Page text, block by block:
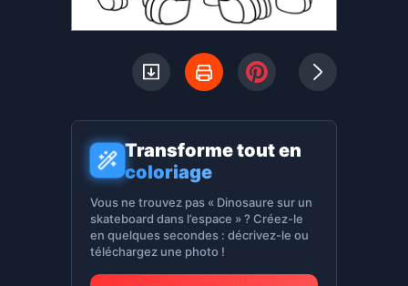
Transforme tout en
coloriage
Vous ne trouvez pas « Dinosaure sur un
skateboard dans l’espace » ? Créez-le
en quelques secondes : décrivez-le ou
téléchargez une photo !